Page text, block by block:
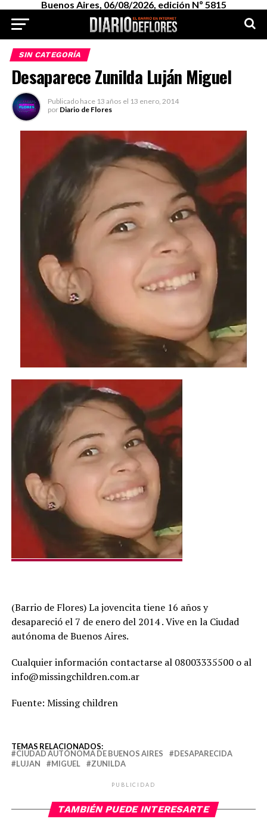
Buenos Aires, 06/08/2026, edición Nº 5815
SIN CATEGORÍA
Desaparece Zunilda Luján Miguel
Publicado hace 13 años el 13 enero, 2014
por Diario de Flores
(Barrio de Flores) La jovencita tiene 16 años y
desapareció el 7 de enero del 2014 . Vive en la Ciudad
autónoma de Buenos Aires.
Cualquier información contactarse al 08003335500 o al
info@missingchildren.com.ar
Fuente: Missing children
TEMAS RELACIONADOS:
CIUDAD AUTÓNOMA DE BUENOS AIRES
DESAPARECIDA
LUJAN
MIGUEL ZUNILDA
PUBLICIDAD
TAMBIÉN PUEDE INTERESARTE